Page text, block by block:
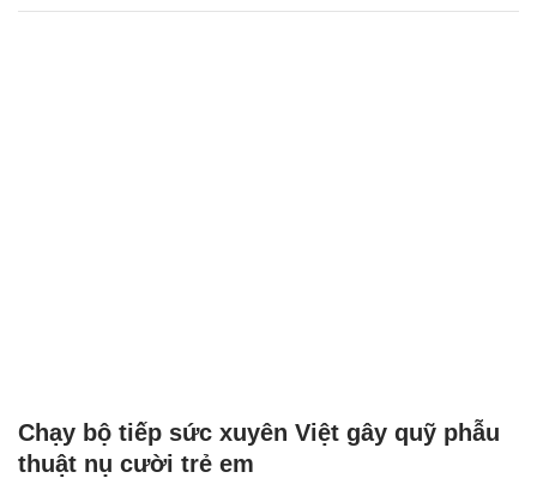
Chạy bộ tiếp sức xuyên Việt gây quỹ phẫu
thuật nụ cười trẻ em